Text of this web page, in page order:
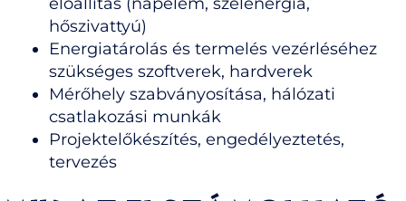
hőszivattyú)
Energiatárolás és termelés vezérléséhez
szükséges szoftverek, hardverek
Mérőhely szabványosítása, hálózati
csatlakozási munkák
Projektelőkészítés, engedélyeztetés,
tervezés